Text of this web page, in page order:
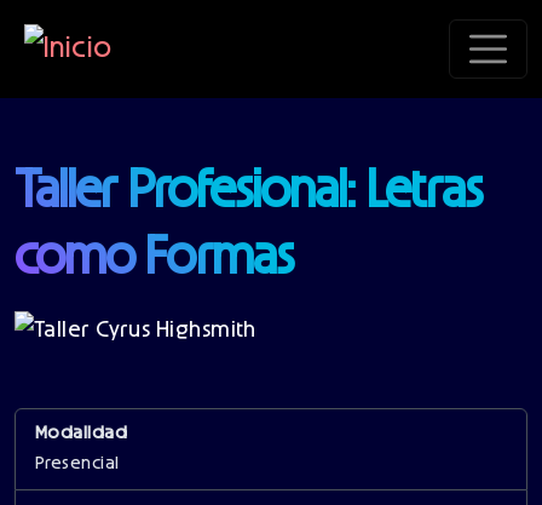
Taller Profesional: Letras
como Formas
Modalidad
Presencial